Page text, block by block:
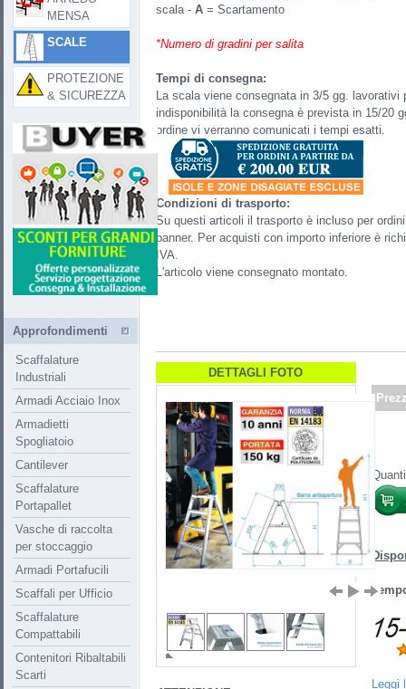
scala - A= Scartamento
*Numero di gradini per salita
Tempi di consegna:
La scala viene consegnata in 3/5 gg.
indisponibilità la consegna è prevista in 15/20
ordine vi verranno comunicati i tempi esatti.
Condizioni di trasporto:
Su questi articoli il trasporto è incluso per
banner. Per acquisti con importo inferiore è
IVA.
L'articolo viene consegnato montato.
DETTAGLI FOTO
Leggi
MENSA
SCALE
PROTEZIONE
& SICUREZZA
Approfondimenti
Scaffalature
Industriali
Armadi Acciaio Inox
Armadietti
Spogliatoio
Cantilever
Scaffalature
Portapallet
Vasche di raccolta
per stoccaggio
Armadi Portafucili
Scaffali per Ufficio
Scaffalature
Compattabili
Contenitori Ribaltabili
Scarti